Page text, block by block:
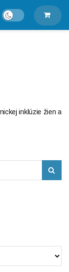
inklúzie žien a